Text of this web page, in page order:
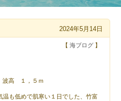
2024年5月14日
【 海ブログ】
高 １，５ｍ
も低めで肌寒い１日でした、竹富